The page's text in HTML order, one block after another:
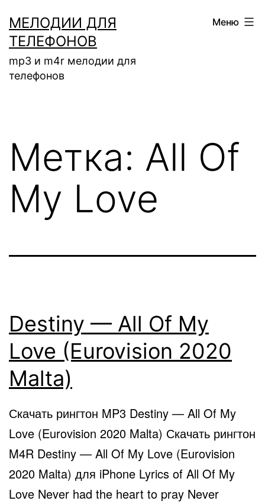
содержимому
МЕЛОДИИ ДЛЯ
ТЕЛЕФОНОВ
mp3 и m4r мелодии для
телефонов
Меню
Метка: All Of
My Love
Destiny — All Of My
Love (Eurovision 2020
Malta)
Скачать рингтон MP3 Destiny — All Of My
Love (Eurovision 2020 Malta) Скачать рингтон
M4R Destiny — All Of My Love (Eurovision
2020 Malta) для iPhone Lyrics of All Of My
Love Never had the heart to pray Never